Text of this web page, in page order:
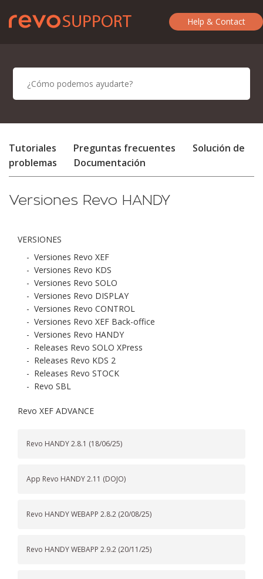
Help & Contact
Tutoriales Preguntas frecuentes
Solución de
problemas
Documentación
Versiones Revo HANDY
VERSIONES
- Versiones Revo XEF
- Versiones Revo KDS
- Versiones Revo SOLO
- Versiones Revo DISPLAY
- Versiones Revo CONTROL
- Versiones Revo XEF Back-office
- Versiones Revo HANDY
- Releases Revo SOLO XPress
- Releases Revo KDS 2
- Releases Revo STOCK
- Revo SBL
Revo XEF ADVANCE
Revo HANDY 2.8.1 (18/06/25)
App Revo HANDY 2.11 (DOJO)
Revo HANDY WEBAPP 2.8.2 (20/08/25)
Revo HANDY WEBAPP 2.9.2 (20/11/25)